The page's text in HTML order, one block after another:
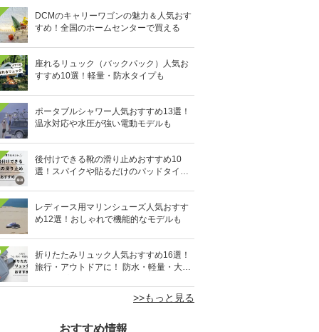
DCMのキャリーワゴンの魅力＆人気おす
すめ！全国のホームセンターで買える
座れるリュック（バックパック）人気お
すすめ10選！軽量・防水タイプも
ポータブルシャワー人気おすすめ13選！
温水対応や水圧が強い電動モデルも
後付けできる靴の滑り止めおすすめ10
選！スパイクや貼るだけのパッドタイプ
レディース用マリンシューズ人気おすす
め12選！おしゃれで機能的なモデルも
折りたたみリュック人気おすすめ16選！
旅行・アウトドアに！ 防水・軽量・大容
>>もっと見る
おすすめ情報